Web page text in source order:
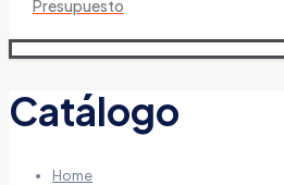
Presupuesto
Catálogo
Home